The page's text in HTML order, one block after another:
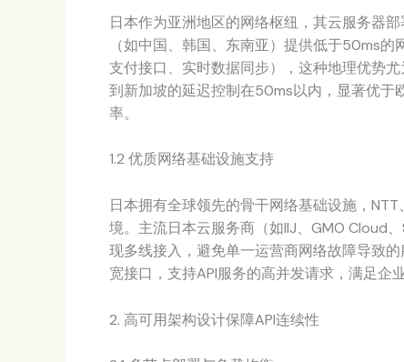
日本作为亚洲地区的网络枢纽，其云服务器
（如中国、韩国、东南亚）提供低于50ms
支付接口、实时数据同步），这种地理优势
到新加坡的延迟控制在50ms以内，显著优于
率。
1.2 优质网络基础设施支持
日本拥有全球领先的骨干网络基础设施，
境。主流日本云服务商（如IIJ、GMO Cloud
现多线接入，避免单一运营商网络故障导致
宽接口，支持API服务的高并发请求，满足企
2. 高可用架构设计保障API连续性